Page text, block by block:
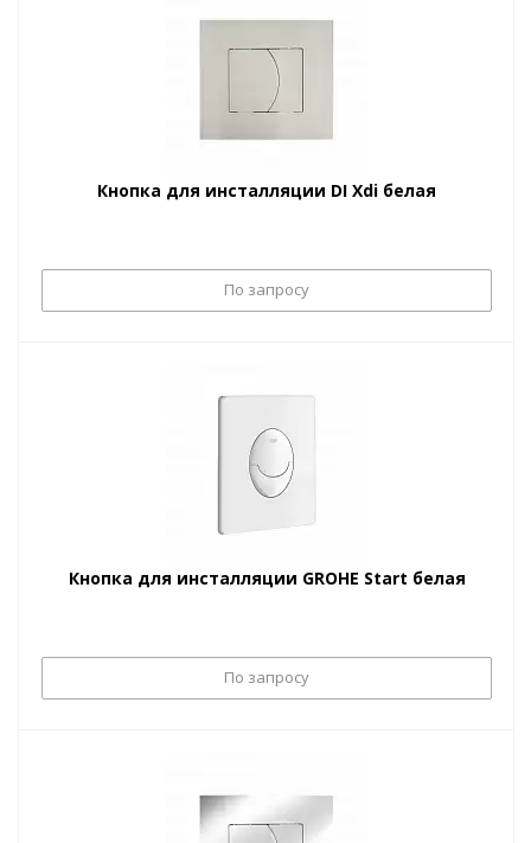
Кнопка для инсталляции DI Xdi белая
По запросу
Кнопка для инсталляции GROHE Start белая
По запросу